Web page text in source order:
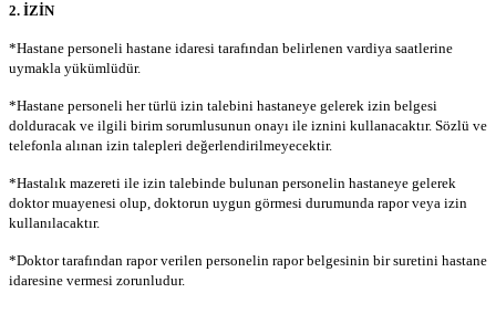
2. İZİN
*Hastane personeli hastane idaresi tarafından belirlenen vardiya saatlerine
uymakla yükümlüdür.
*Hastane personeli her türlü izin talebini hastaneye gelerek izin belgesi
dolduracak ve ilgili birim sorumlusunun onayı ile iznini kullanacaktır. Sözlü ve
telefonla alınan izin talepleri değerlendirilmeyecektir.
*Hastalık mazereti ile izin talebinde bulunan personelin hastaneye gelerek
doktor muayenesi olup, doktorun uygun görmesi durumunda rapor veya izin
kullanılacaktır.
*Doktor tarafından rapor verilen personelin rapor belgesinin bir suretini hastane
idaresine vermesi zorunludur.